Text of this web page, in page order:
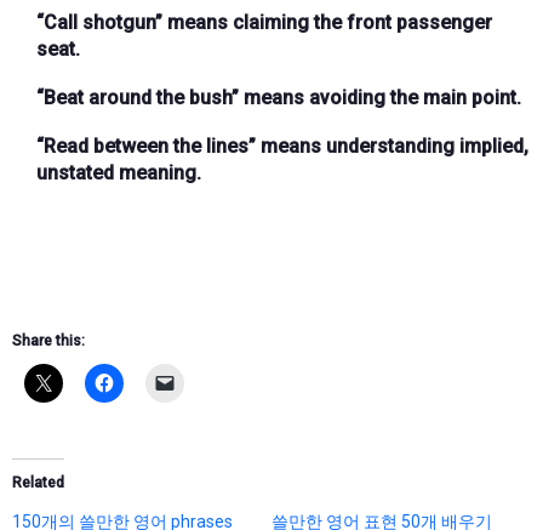
“Call shotgun” means claiming the front passenger
seat.
“Beat around the bush” means avoiding the main point.
“Read between the lines” means understanding implied,
unstated meaning.
Share this:
Related
150개의 쓸만한 영어 phrases
쓸만한 영어 표현 50개 배우기